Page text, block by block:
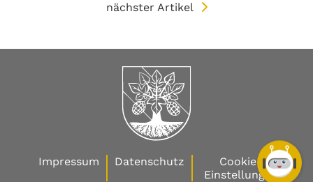
nächster Artikel
Impressum Datenschutz
Cookie-
Einstellungen